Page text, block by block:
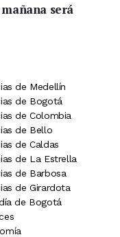
será
de Medellín
de Bogotá
de Colombia
de Bello
de Caldas
de La Estrella
de Barbosa
de Girardota
de Bogotá